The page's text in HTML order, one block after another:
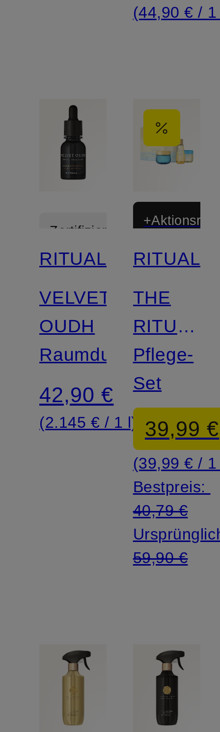
(44,90 € /
Zertifiziert
RITUALS
VELVET
OUDH
Raumduft
42,90 €
(2.145 € / 1 l)
Limitiert
RITUALS
THE
RITUAL
OF
SESHEN
Pflege-
Set
39,99 €
(39,99 € /
Bestpreis:
40,79 €
59,90 €